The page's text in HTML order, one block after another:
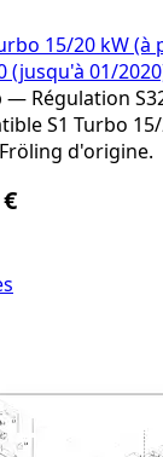
15/20 kW (à
(jusqu'à 01/
— Régulation
S1 Turbo
d'origine.